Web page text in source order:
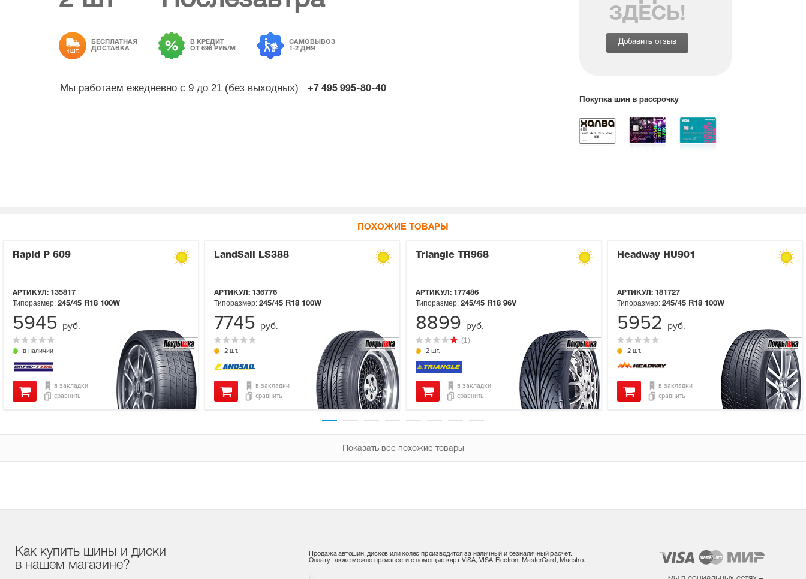
4 ШТ.
БЕСПЛАТНАЯ
ДОСТАВКА
В КРЕДИТ
ОТ 696 РУБ/М
САМОВЫВОЗ
1-2 ДНЯ
Мы работаем ежедневно с 9 до 21 (без выходных) +7 495 995-80-40
ЗДЕСЬ!
Добавить отзыв
Покупка шин в рассрочку
ПОХОЖИЕ ТОВАРЫ
Rapid P 609
АРТИКУЛ: 135817
в наличии
Типоразмер: 245/45 R18 100W
в закладки
сравнить
5945 руб.
LandSail LS388
АРТИКУЛ: 136776
2 шт.
Типоразмер: 245/45 R18 100W
в закладки
сравнить
7745 руб.
Triangle TR968
АРТИКУЛ: 177486
2 шт.
(1)
Типоразмер: 245/45 R18 96V
в закладки
сравнить
8899 руб.
Headway HU901
АРТИКУЛ: 181727
2 шт.
Типоразмер: 245/45 R18 100W
в закладки
сравнить
5952 руб.
Показать все похожие товары
Как купить шины и диски
в нашем магазине?
Продажа автошин, дисков или колес производится за наличный и безналичный расчет.
Оплату также можно произвести с помощью карт VISA, VISA-Electron, MasterCard, Maestro.